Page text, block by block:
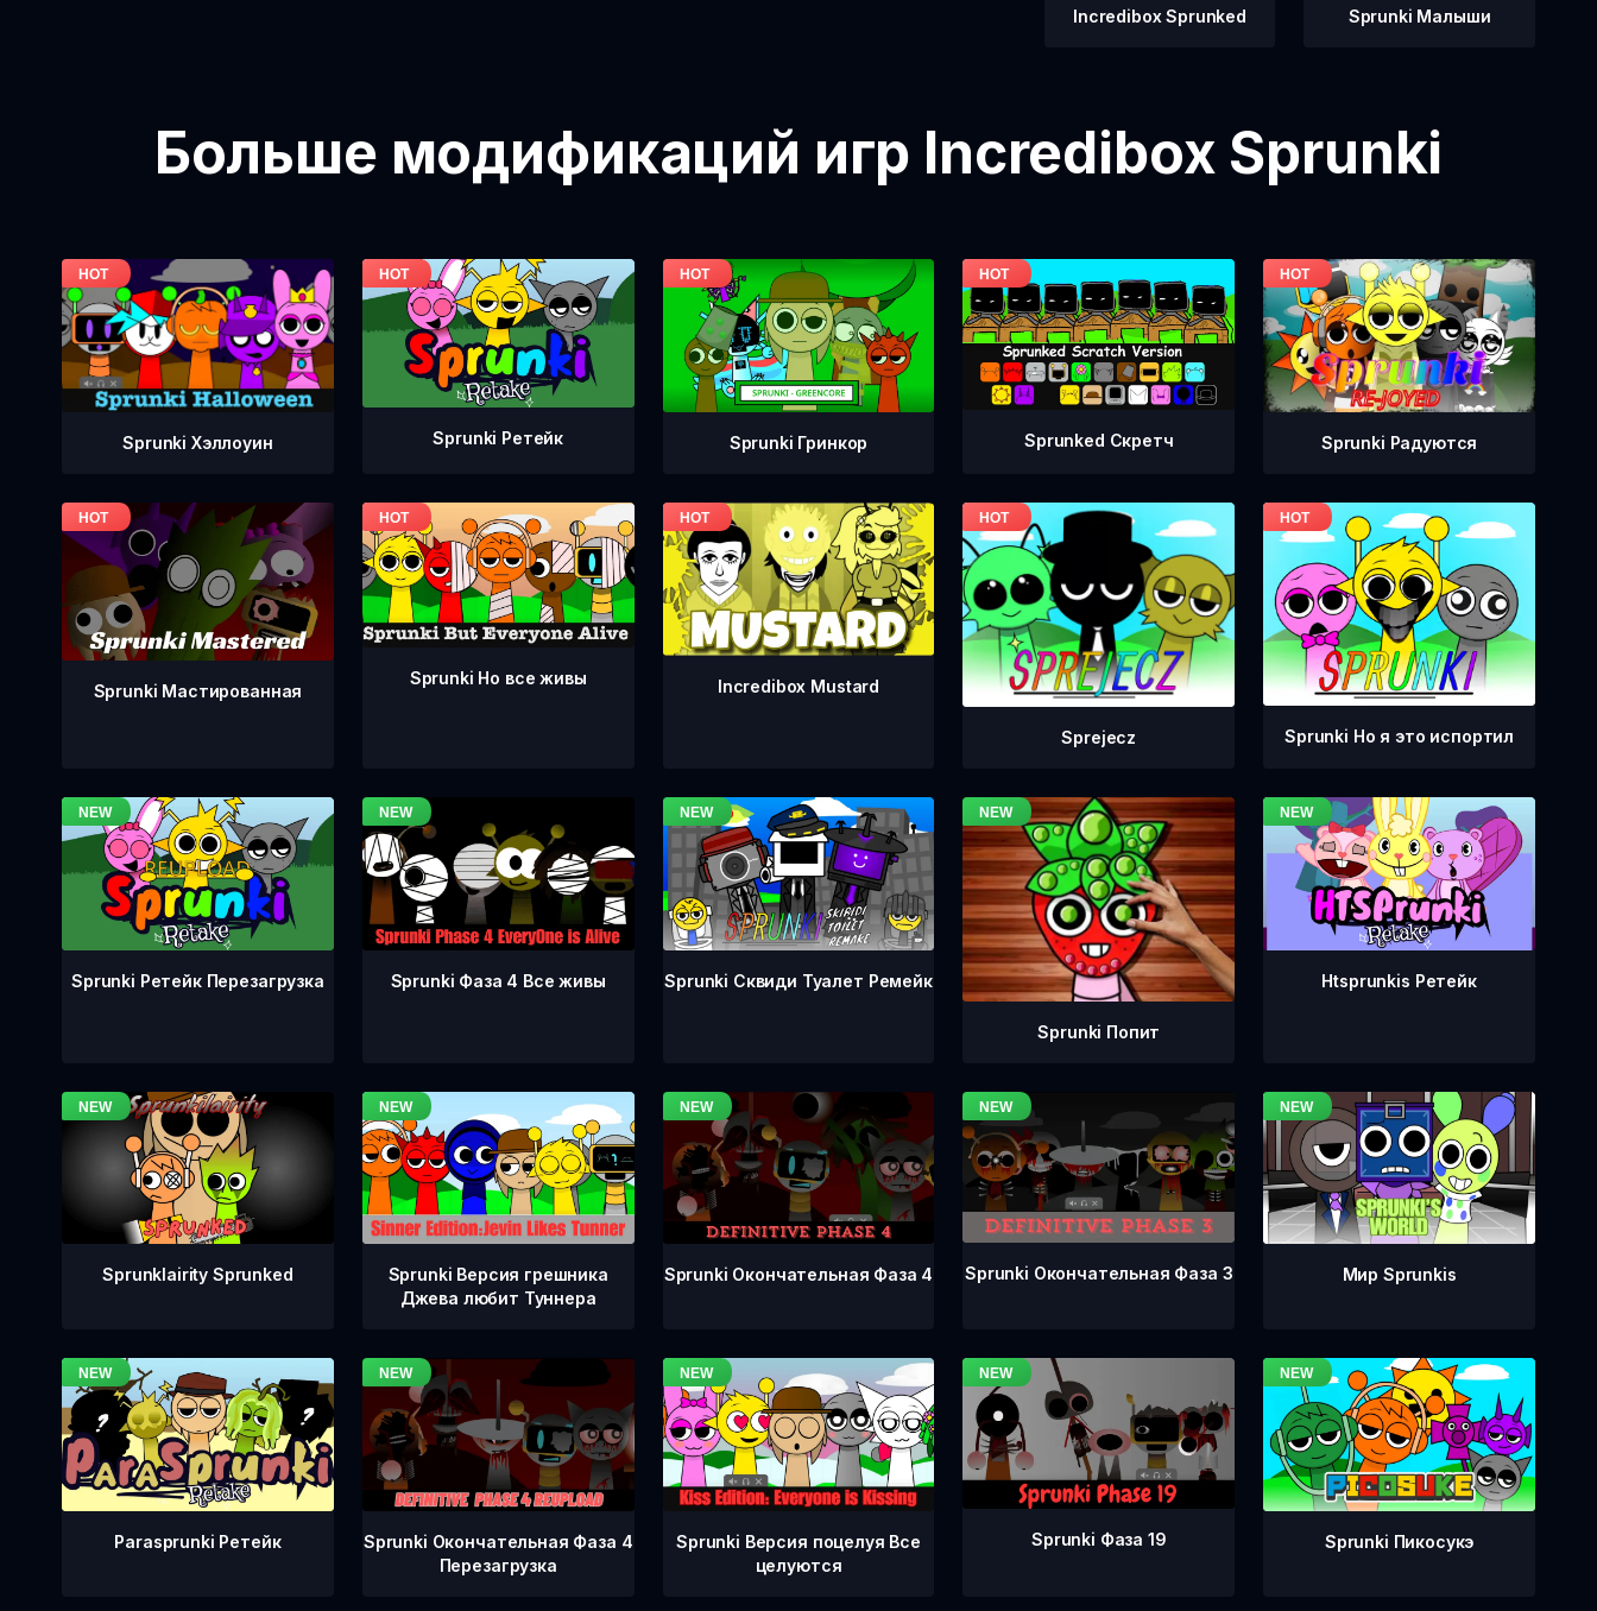
Incredibox Sprunked Sprunki Малыши
Больше модификаций игр Incredibox Sprunki
Sprunki Хэллоуин Sprunki Ретейк Sprunki Гринкор Sprunked Скретч Sprunki Радуются
Sprunki Мастированная
Sprunki Но все живы Incredibox Mustard
Sprejecz Sprunki Но я это испортил
Sprunki Ретейк Перезагрузка Sprunki Фаза 4 Все живы Sprunki Сквиди Туалет Ремейк
Sprunki Попит
Htsprunkis Ретейк
Sprunklairity Sprunked
Sprunki Версия грешника
Джева любит Туннера
Sprunki Окончательная Фаза 4 Sprunki Окончательная Фаза 3 Мир Sprunkis
Parasprunki Ретейк
Sprunki Окончательная Фаза 4
Перезагрузка
Sprunki Версия поцелуя Все
целуются
Sprunki Фаза 19 Sprunki Пикосукэ